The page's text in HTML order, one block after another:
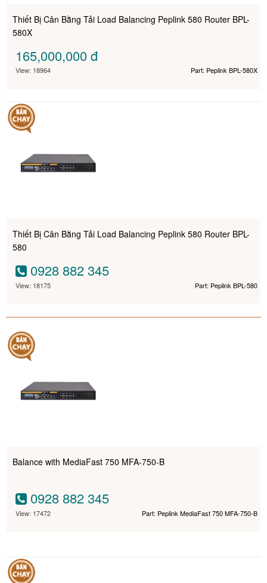
Thiết Bị Cân Bằng Tải Load Balancing Peplink 580 Router BPL-
580X
165,000,000đ
View: 18964 Part: Peplink BPL-580X
Thiết Bị Cân Bằng Tải Load Balancing Peplink 580 Router BPL-
580
0928 882 345
View: 18175 Part: Peplink BPL-580
Balance with MediaFast 750 MFA-750-B
0928 882 345
View: 17472 Part: Peplink MediaFast 750 MFA-750-B